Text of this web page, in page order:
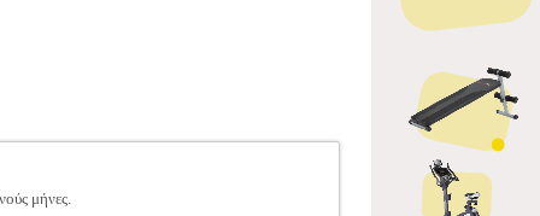
μήνες.